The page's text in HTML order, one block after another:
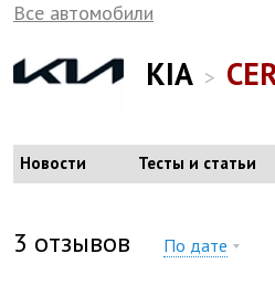
Все автомобили
KIA >
Новости Тесты и статьи
3 отзывов По дате